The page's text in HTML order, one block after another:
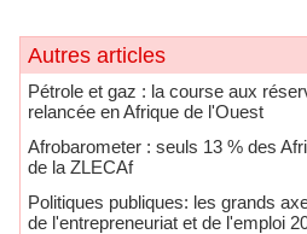
Autres articles
​Pétrole et gaz : la course aux
relancée en Afrique de l'Ouest
Afrobarometer : seuls 13 % des
de la ZLECAf
Politiques publiques: les grands
de l'entrepreneuriat et de l'emploi